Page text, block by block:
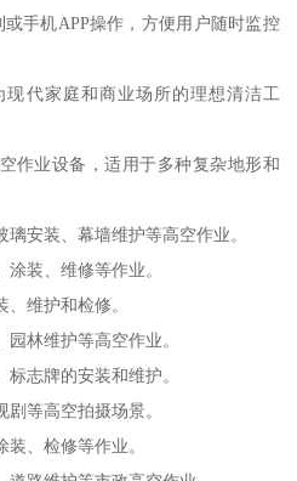
手机APP操作，方便用户随时监控
代家庭和商业场所的理想清洁工
作业设备，适用于多种复杂地形和
安装、幕墙维护等高空作业。
装、维修等作业。
维护和检修。
林维护等高空作业。
志牌的安装和维护。
等高空拍摄场景。
、检修等作业。